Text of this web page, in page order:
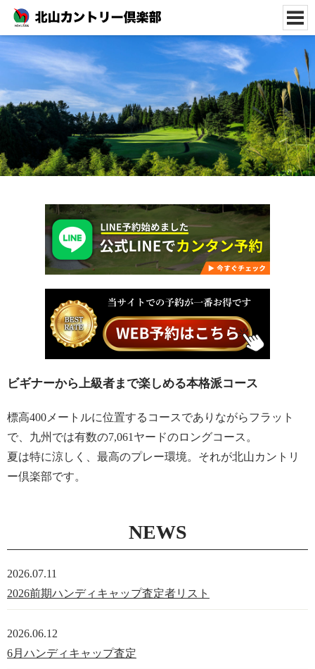
ビギナーから上級者まで楽しめる本格派コース
標高400メートルに位置するコースでありながらフラット
で、九州では有数の7,061ヤードのロングコース。
夏は特に涼しく、最高のプレー環境。それが北山カントリ
ー倶楽部です。
NEWS
2026.07.11
2026前期ハンディキャップ査定者リスト
2026.06.12
6月ハンディキャップ査定